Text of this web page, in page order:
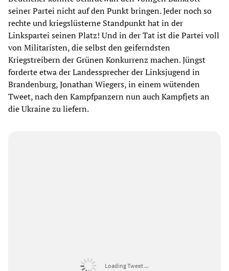
seiner Partei nicht auf den Punkt bringen. Jeder noch so
rechte und kriegslüsterne Standpunkt hat in der
Linkspartei seinen Platz! Und in der Tat ist die Partei voll
von Militaristen, die selbst den geiferndsten
Kriegstreibern der Grünen Konkurrenz machen. Jüngst
forderte etwa der Landessprecher der Linksjugend in
Brandenburg, Jonathan Wiegers, in einem wütenden
Tweet, nach den Kampfpanzern nun auch Kampfjets an
die Ukraine zu liefern.
Loading Tweet ...